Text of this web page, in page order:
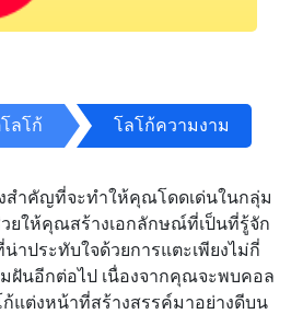
ลโก้ โลโก้ความงาม
สำคัญที่จะทำให้คุณโดดเด่นในกลุ่ม
ยให้คุณสร้างเอกลักษณ์ที่เป็นที่รู้จัก
าประทับใจด้วยการแตะเพียงไม่กี่
ฝันอีกต่อไป เนื่องจากคุณจะพบคอล
แต่งหน้าที่สร้างสรรค์มาอย่างดีบน